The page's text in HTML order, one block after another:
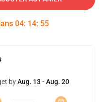
04: 14: 54
byAug. 13 - Aug. 20